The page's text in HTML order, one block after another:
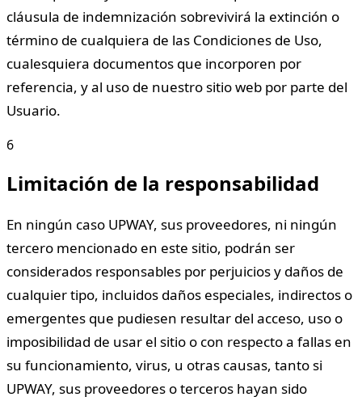
cláusula de indemnización sobrevivirá la extinción o
término de cualquiera de las Condiciones de Uso,
cualesquiera documentos que incorporen por
referencia, y al uso de nuestro sitio web por parte del
Usuario.
6
Limitación de la responsabilidad
En ningún caso UPWAY, sus proveedores, ni ningún
tercero mencionado en este sitio, podrán ser
considerados responsables por perjuicios y daños de
cualquier tipo, incluidos daños especiales, indirectos o
emergentes que pudiesen resultar del acceso, uso o
imposibilidad de usar el sitio o con respecto a fallas en
su funcionamiento, virus, u otras causas, tanto si
UPWAY, sus proveedores o terceros hayan sido